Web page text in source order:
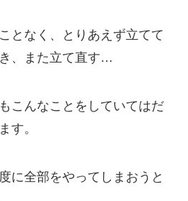
となく、とりあえず立てて
、また立て直す…
こんなことをしていてはだ
す。
に全部をやってしまおうと